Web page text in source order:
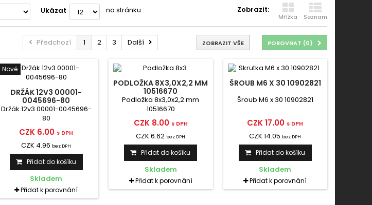
Zobrazit:
Mřížka Seznam
Ukázat na stránku
POROVNAT (0)
Předchozí 1 2 3 Další ZOBRAZIT VŠE
Nové
DRŽÁK 12V3 00001-
0045696-80
Držák 12v3 00001-0045696-
80
CZK 6.00 s DPH
CZK 4.96 bez DPH
Přidat do košíku
Skladem
Přidat k porovnání
PODLOŽKA 8X3,0X2,2 MM
10516670
Podložka 8x3,0x2,2 mm
10516670
CZK 8.00 s DPH
CZK 6.62 bez DPH
Přidat do košíku
Skladem
Přidat k porovnání
ŠROUB M6 X 30 10902821
Šroub M6 x 30 10902821
CZK 17.00 s DPH
CZK 14.05 bez DPH
Přidat do košíku
Skladem
Přidat k porovnání